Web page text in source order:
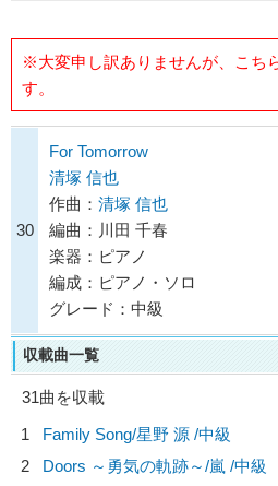
※大変申し訳ありませんが、こち
す。
30
For Tomorrow
清塚 信也
作曲： 清塚 信也
編曲：川田 千春
楽器：ピアノ
編成：ピアノ・ソロ
グレード：中級
収載曲一覧
31曲を収載
1
Family Song/星野 源 /中級
2
Doors ～勇気の軌跡～/嵐 /中級